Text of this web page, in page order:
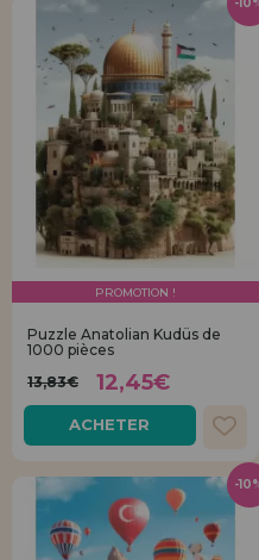
PROMOTION !
Puzzle Anatolian Kudüs de
1000 pièces
13,83€
12,45€
ACHETER
-